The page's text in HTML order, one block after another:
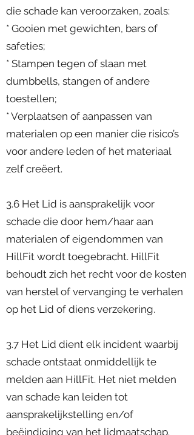
die schade kan veroorzaken, zoals:
* Gooien met gewichten, bars of
safeties;
* Stampen tegen of slaan met
dumbbells, stangen of andere
toestellen;
* Verplaatsen of aanpassen van
materialen op een manier die risico’s
voor andere leden of het materiaal
zelf creëert.
3.6 Het Lid is aansprakelijk voor
schade die door hem/haar aan
materialen of eigendommen van
HillFit wordt toegebracht. HillFit
behoudt zich het recht voor de kosten
van herstel of vervanging te verhalen
op het Lid of diens verzekering.
3.7 Het Lid dient elk incident waarbij
schade ontstaat onmiddellijk te
melden aan HillFit. Het niet melden
van schade kan leiden tot
aansprakelijkstelling en/of
beëindiging van het lidmaatschap.